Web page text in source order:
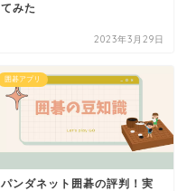
てみた
2023年3月29日
囲碁アプリ
パンダネット囲碁の評判！実